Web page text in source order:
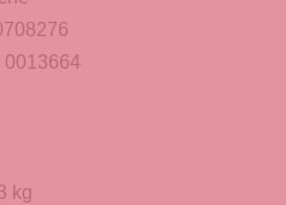
0013664
kg